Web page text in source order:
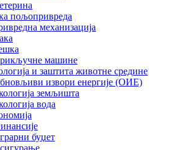
пољопривреда
механизација
машине
и заштита животне средине
извори енергије (ОИЕ)
земљишта
вода
буџет